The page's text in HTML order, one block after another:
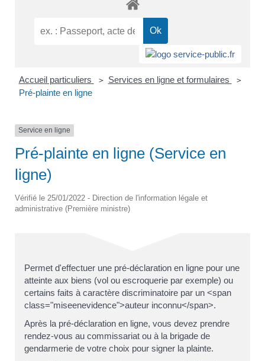
Accueil particuliers > Services en ligne et formulaires >
Pré-plainte en ligne
Service en ligne
Pré-plainte en ligne (Service en
ligne)
Vérifié le 25/01/2022 - Direction de l'information légale et
administrative (Première ministre)
Permet d'effectuer une pré-déclaration en ligne pour une
atteinte aux biens (vol ou escroquerie par exemple) ou
certains faits à caractère discriminatoire par un <span
class="miseenevidence">auteur inconnu</span>.
Après la pré-déclaration en ligne, vous devez prendre
rendez-vous au commissariat ou à la brigade de
gendarmerie de votre choix pour signer la plainte.